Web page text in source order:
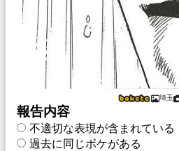
埼玉
報告内容
不適切な表現が含まれている
過去に同じボケがある